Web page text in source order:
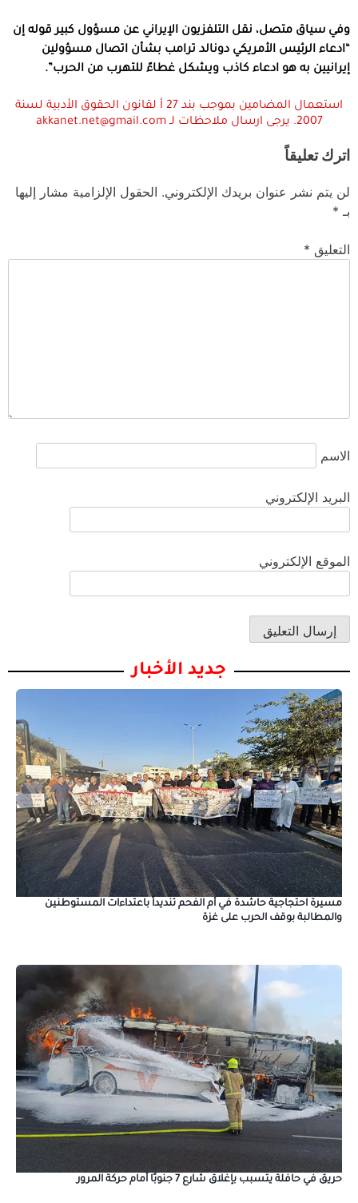
وفي سياق متصل، نقل التلفزيون الإيراني عن مسؤول كبير قوله إن
“ادعاء الرئيس الأمريكي دونالد ترامب بشأن اتصال مسؤولين
إيرانيين به هو ادعاء كاذب ويشكل غطاءً للتهرب من الحرب”.
استعمال المضامين بموجب بند 27 أ لقانون الحقوق الأدبية لسنة
2007. يرجى ارسال ملاحظات لـ akkanet.net@gmail.com
اترك تعليقاً
لن يتم نشر عنوان بريدك الإلكتروني. الحقول الإلزامية مشار إليها
بـ *
التعليق *
الاسم
البريد الإلكتروني
الموقع الإلكتروني
جديد الأخبار
مسيرة احتجاجية حاشدة في أم الفحم تنديداً باعتداءات المستوطنين
والمطالبة بوقف الحرب على غزة
حريق في حافلة يتسبب بإغلاق شارع 7 جنوبًا أمام حركة المرور